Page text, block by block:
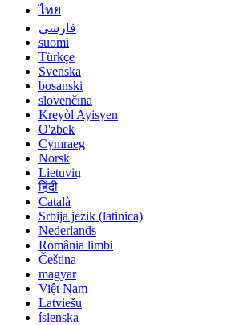
ไทย
فارسی
suomi
Türkçe
Svenska
bosanski
slovenčina
Kreyòl Ayisyen
O'zbek
Cymraeg
Norsk
Lietuvių
हिंदी
Català
Srbija jezik (latinica)
Nederlands
România limbi
Čeština
magyar
Việt Nam
Latviešu
íslenska